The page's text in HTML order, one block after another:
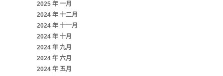
2025 年 一月
2024 年 十二月
2024 年 十一月
2024 年 十月
2024 年 九月
2024 年 六月
2024 年 五月